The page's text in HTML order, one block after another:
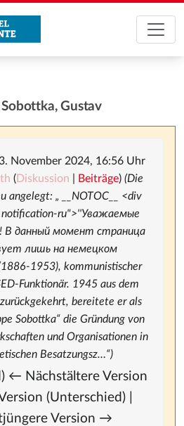
Gustav
November 2024, 16:56 Uhr
(Diskussion Beiträge) (Die
angelegt: „ __NOTOC__ <div
notification-ru">''Уважаемые
В данный момент страница
лишь на немецком
1953), kommunistischer
Funktionär. 1945 aus dem
bereitete er als
Sobottka“ die Gründung von
und Organisationen in
Besatzungsz…“)
← Nächstältere Version
(Unterschied) |
Version →